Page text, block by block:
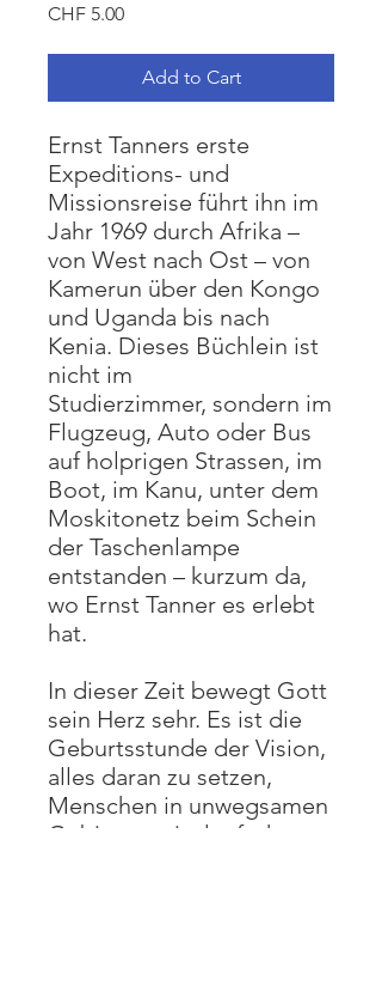
CHF 5.00Price
Add to Cart
Ernst Tanners erste
Expeditions- und
Missionsreise führt ihn im
Jahr 1969 durch Afrika –
von West nach Ost – von
Kamerun über den Kongo
und Uganda bis nach
Kenia. Dieses Büchlein ist
nicht im
Studierzimmer, son­dern im
Flugzeug, Auto oder Bus
auf holprigen Strassen, im
Boot, im Kanu, unter dem
Moskitonetz beim Schein
der Taschenlampe
entstanden – kurzum da,
wo Ernst Tanner es erlebt
hat.
In dieser Zeit bewegt Gott
sein Herz sehr. Es ist die
Geburtsstunde der Vision,
alles daran zu setzen,
Menschen in unwegsamen
Gebieten mit der frohen